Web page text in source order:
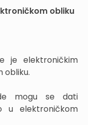
obliku
je elektroničkim
obliku.
mogu se dati
u elektroničkom